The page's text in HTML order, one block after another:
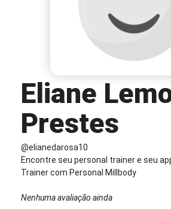
Eliane
Prestes
@elianedarosa10
Encontre seu personal trainer e seu
Trainer com Personal Millbody
Nenhuma avaliação ainda